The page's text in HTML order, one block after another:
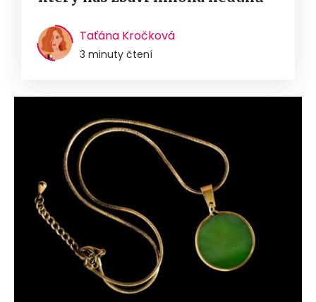
Taťána Kročková
3 minuty čtení